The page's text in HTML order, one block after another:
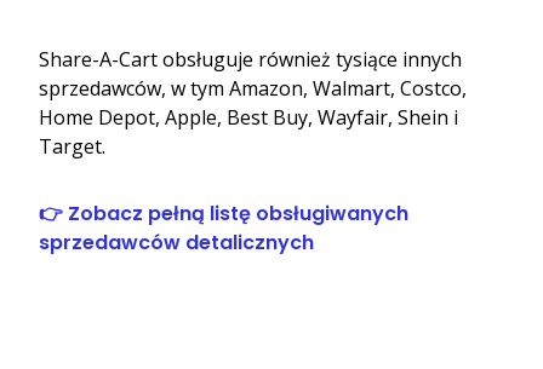
Share-A-Cart obsługuje również tysiące innych
sprzedawców, w tym Amazon, Walmart, Costco,
Home Depot, Apple, Best Buy, Wayfair, Shein i
Target.
👉 Zobacz pełną listę obsługiwanych
sprzedawców detalicznych